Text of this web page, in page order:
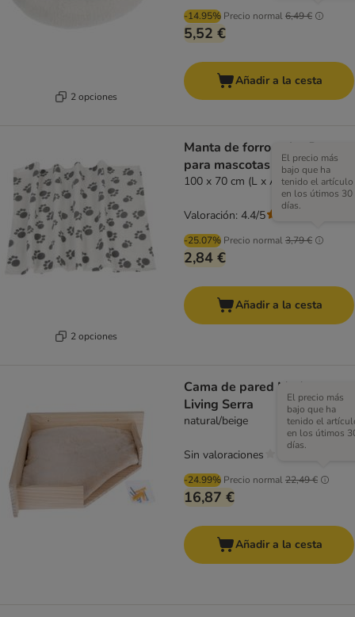
2 opciones
-14.95% Precio normal6,49 €
5,52 €
Añadir a la cesta
2 opciones
Manta de forro polar Pawty
para mascotas
100 x 70 cm (L x An)
-25.07% Precio normal3,79 €
El precio más
bajo que ha
tenido el artículo
en los útimos 30
días.
2,84 €
Valoración: 4.4/5
Añadir a la cesta
Cama de pared Modern
Living Serra
natural/beige
-24.99% Precio normal22,49 €
El precio más
bajo que ha
tenido el
en los útimos
días.
16,87 €
Sin valoraciones
Añadir a la cesta